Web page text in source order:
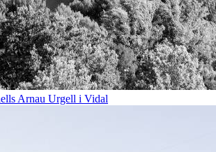
Arnau Urgell i Vidal